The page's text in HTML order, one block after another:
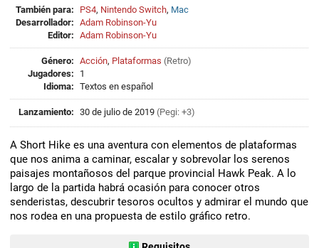
También para: PS4, Nintendo Switch, Mac
Desarrollador: Adam Robinson-Yu
Editor: Adam Robinson-Yu
Género: Acción, Plataformas (Retro)
Jugadores:
1
Idioma: Textos en español
Lanzamiento: 30 de julio de 2019 (Pegi: +3)
A Short Hike es una aventura con elementos de plataformas
que nos anima a caminar, escalar y sobrevolar los serenos
paisajes montañosos del parque provincial Hawk Peak. A lo
largo de la partida habrá ocasión para conocer otros
senderistas, descubrir tesoros ocultos y admirar el mundo que
nos rodea en una propuesta de estilo gráfico retro.